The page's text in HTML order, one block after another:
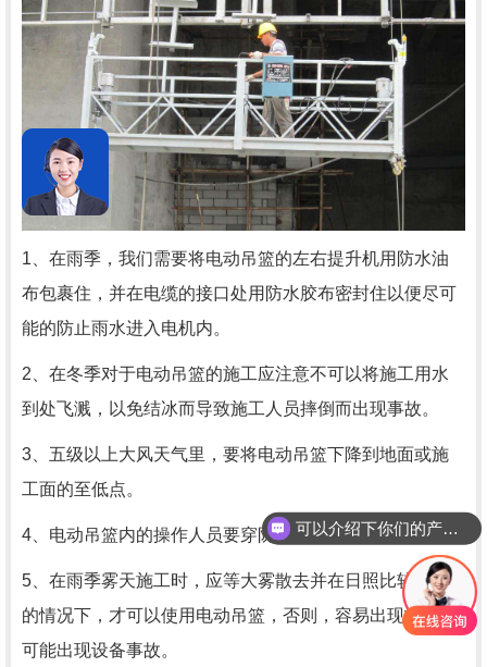
1、在雨季，我们需要将电动吊篮的左右提升机用防水油
布包裹住，并在电缆的接口处用防水胶布密封住以便尽可
能的防止雨水进入电机内。
2、在冬季对于电动吊篮的施工应注意不可以将施工用水
到处飞溅，以免结冰而导致施工人员摔倒而出现事故。
3、五级以上大风天气里，要将电动吊篮下降到地面或施
工面的至低点。
4、电动吊篮内的操作人员要穿防滑和绝缘电工鞋。
5、在雨季雾天施工时，应等大雾散去并在日照比较充足
的情况下，才可以使用电动吊篮，否则，容易出现打滑并
可能出现设备事故。
可以介绍下你们的产品么